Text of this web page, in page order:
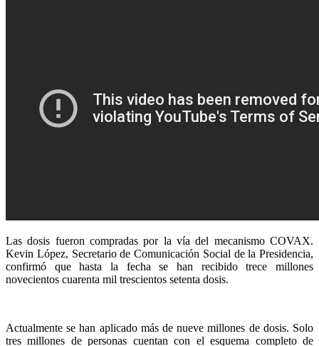
Las dosis fueron compradas por la vía del mecanismo COVAX.
Kevin López, Secretario de Comunicación Social de la Presidencia,
confirmó que hasta la fecha se han recibido trece millones
novecientos cuarenta mil trescientos setenta dosis.
Actualmente se han aplicado más de nueve millones de dosis. Solo
tres millones de personas cuentan con el esquema completo de